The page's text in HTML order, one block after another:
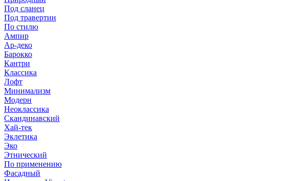
Под сланец
Под травертин
По стилю
Ампир
Ар-деко
Барокко
Кантри
Классика
Лофт
Минимализм
Модерн
Неоклассика
Скандинавский
Хай-тек
Эклетика
Эко
Этнический
По применению
Фасадный